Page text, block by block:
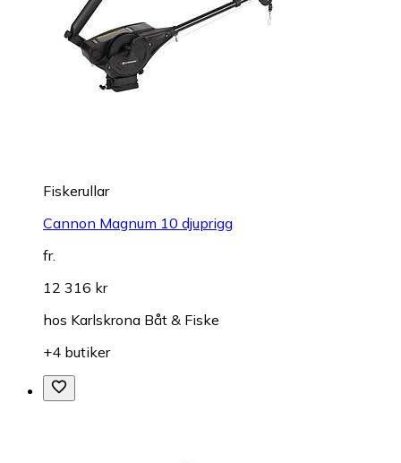
Fiskerullar
Cannon Magnum 10 djuprigg
fr.
12 316 kr
hos Karlskrona Båt & Fiske
+4 butiker